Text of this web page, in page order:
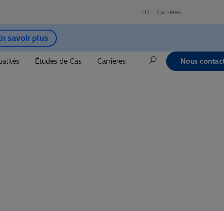
FR Carrières
savoir plus
Études de Cas Carrières Nous